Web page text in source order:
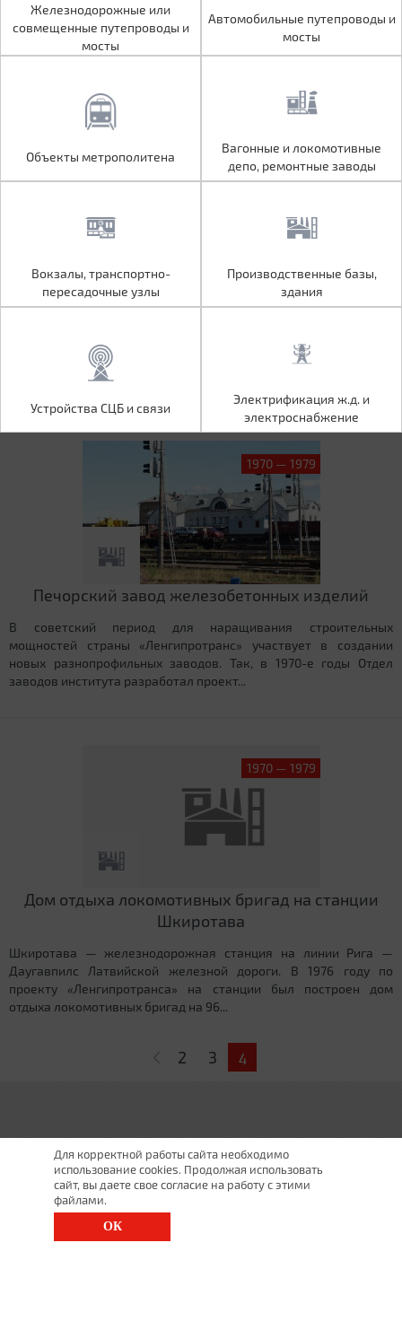
Железнодорожные или
совмещенные путепроводы и
мосты
Автомобильные путепроводы и
мосты
Вагонные и локомотивные
Вокзалы, транспортно-
пересадочные узлы
Производственные базы,
Электрификация ж.д. и
электроснабжение
Железнодорожные или
совмещенные путепроводы и
мосты
Автомобильные путепроводы и
мосты
Объекты метрополитена
Вагонные и локомотивные
депо, ремонтные заводы
Вокзалы, транспортно-
пересадочные узлы
Производственные базы,
здания
Устройства СЦБ и связи
Электрификация ж.д. и
электроснабжение
1970 — 1979
Печорский завод железобетонных изделий
В советский период для наращивания строительных
мощностей страны «Ленгипротранс» участвует в создании
новых разнопрофильных заводов. Так, в 1970-е годы Отдел
заводов института разработал проект...
1970 — 1979
Дом отдыха локомотивных бригад на станции
Шкиротава
Шкиротава — железнодорожная станция на линии Рига —
Даугавпилс Латвийской железной дороги. В 1976 году по
проекту «Ленгипротранса» на станции был построен дом
отдыха локомотивных бригад на 96...
2 3 4
Для корректной работы сайта необходимо
использование cookies. Продолжая использовать
сайт, вы даете свое согласие на работу с этими
файлами.
ОК